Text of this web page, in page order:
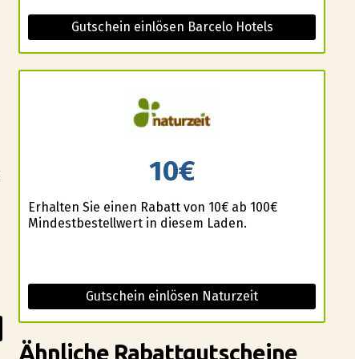
Gutschein einlösen Barcelo Hotels
10€
Erhalten Sie einen Rabatt von 10€ ab 100€
Mindestbestellwert in diesem Laden.
Gutschein einlösen Naturzeit
Ähnliche Rabattgutscheine